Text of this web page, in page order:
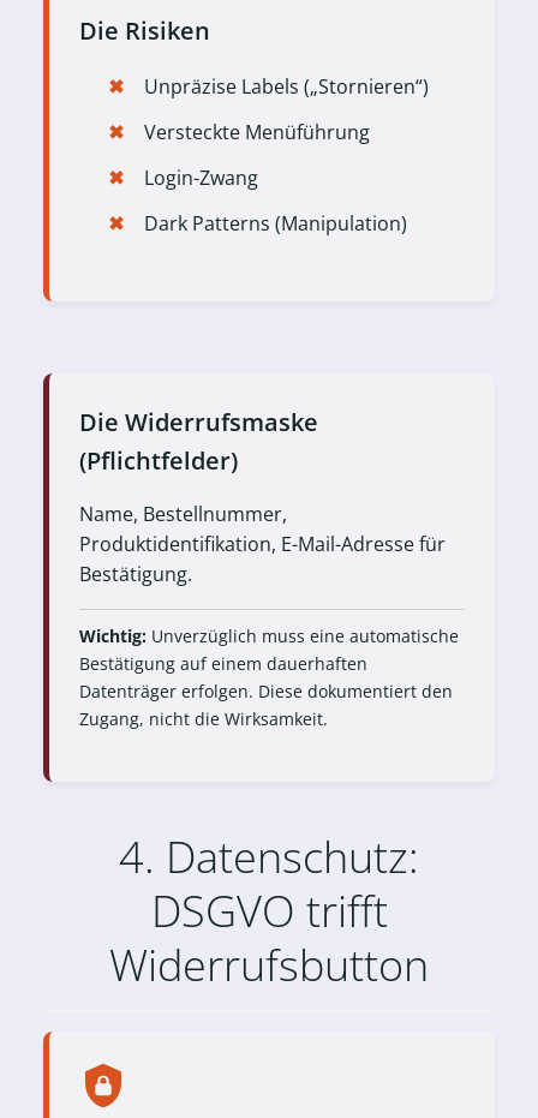
Die Risiken
Unpräzise Labels („Stornieren“)
Versteckte Menüführung
Login-Zwang
Dark Patterns (Manipulation)
Die Widerrufsmaske
(Pflichtfelder)
Name, Bestellnummer,
Produktidentifikation, E-Mail-Adresse für
Bestätigung.
Wichtig: Unverzüglich muss eine automatische
Bestätigung auf einem dauerhaften
Datenträger erfolgen. Diese dokumentiert den
Zugang, nicht die Wirksamkeit.
4. Datenschutz:
DSGVO trifft
Widerrufsbutton